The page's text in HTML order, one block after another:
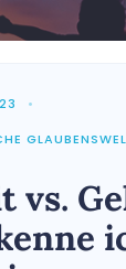
•
vs.